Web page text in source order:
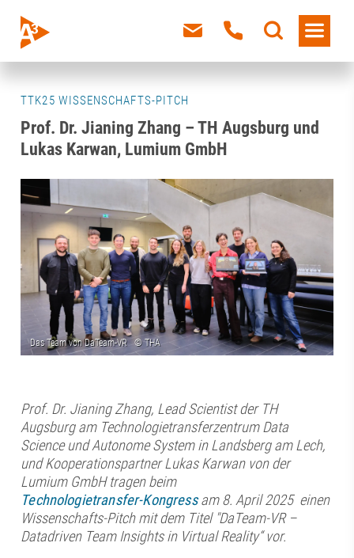
TTK25 WISSENSCHAFTS-PITCH
Prof. Dr. Jianing Zhang – TH Augsburg und
Lukas Karwan, Lumium GmbH
Prof. Dr. Jianing Zhang, Lead Scientist der TH
Augsburg am Technologietransferzentrum Data
Science und Autonome System in Landsberg am Lech,
und Kooperationspartner Lukas Karwan von der
Lumium GmbH tragenbeim
Technologietransfer-Kongressam 8. April 2025 einen
Wissenschafts-Pitch mit dem Titel "DaTeam-VR –
Datadriven Team Insights in Virtual Reality“ vor.